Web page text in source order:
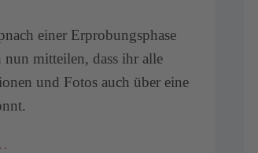
einer Erprobungsphase
mitteilen, dass ihr alle
und Fotos auch über eine